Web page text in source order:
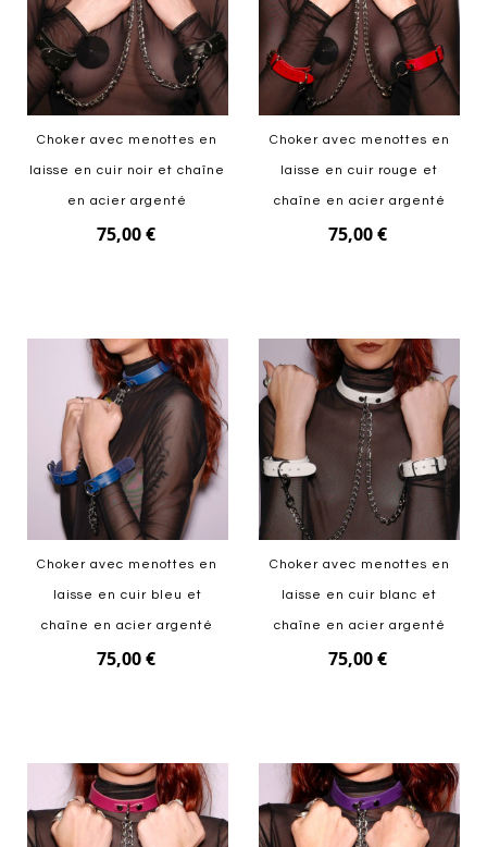
Choker avec menottes en
laisse en cuir noir et chaîne
en acier argenté
75,00 €
Choker avec menottes en
laisse en cuir rouge et
chaîne en acier argenté
75,00 €
Choker avec menottes en
laisse en cuir bleu et
chaîne en acier argenté
75,00 €
Choker avec menottes en
laisse en cuir blanc et
chaîne en acier argenté
75,00 €